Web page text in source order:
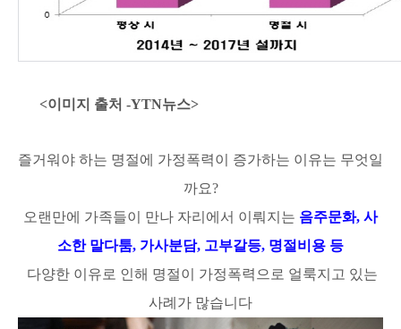
<이미지 출처 -YTN뉴스>
즐거워야 하는 명절에 가정폭력이 증가하는 이유는 무엇일
까요?
오랜만에 가족들이 만나 자리에서 이뤄지는 음주문화, 사
소한 말다툼, 가사분담, 고부갈등, 명절비용 등
다양한 이유로 인해 명절이 가정폭력으로 얼룩지고 있는
사례가 많습니다